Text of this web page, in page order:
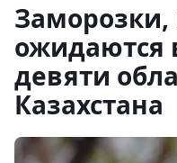
Заморозки,
ожидаются
девяти
Казахстана